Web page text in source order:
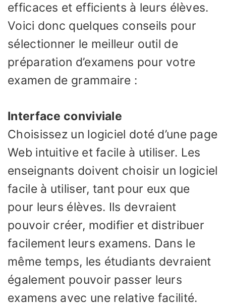
efficaces et efficients à leurs élèves.
Voici donc quelques conseils pour
sélectionner le meilleur outil de
préparation d’examens pour votre
examen de grammaire :
Interface conviviale
Choisissez un logiciel doté d’une page
Web intuitive et facile à utiliser. Les
enseignants doivent choisir un logiciel
facile à utiliser, tant pour eux que
pour leurs élèves. Ils devraient
pouvoir créer, modifier et distribuer
facilement leurs examens. Dans le
même temps, les étudiants devraient
également pouvoir passer leurs
examens avec une relative facilité.